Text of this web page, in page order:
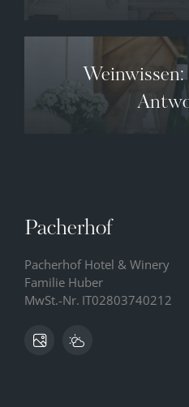
Pacherhof
Pacherhof Hotel & Winery
Familie Huber
MwSt.-Nr. IT02803740212